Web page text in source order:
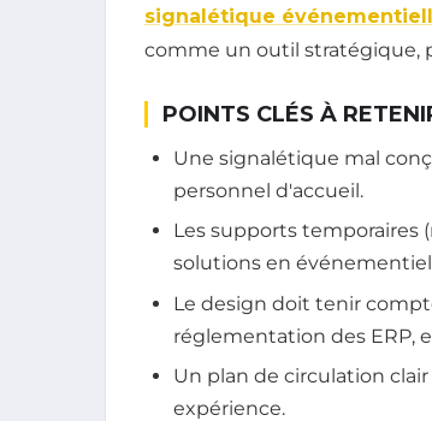
signalétique
comme un outil stratégique,
POINTS CLÉS À
Une signalétique mal
personnel d'accueil.
Les supports temporaires
solutions en
Le design doit tenir
réglementation des ERP,
Un plan de circulation
expérience.